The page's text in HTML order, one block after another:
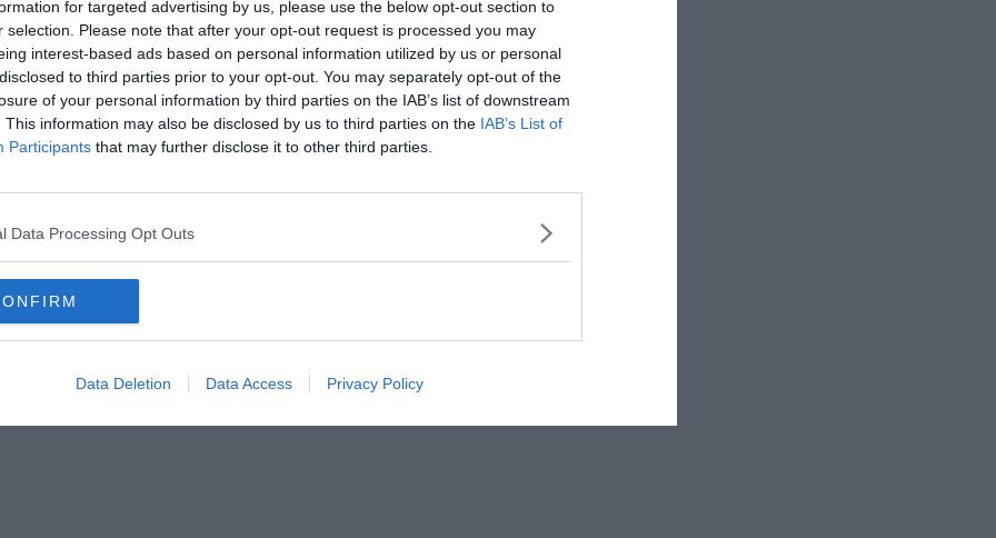
for targeted advertising by us, please use the below opt-out section to
selection. Please note that after your opt-out request is processed you may
interest-based ads based on personal information utilized by us or personal
to third parties prior to your opt-out. You may separately opt-out of the
of your personal information by third parties on the IAB’s list of downstream
This information may also be disclosed by us to third parties on the IAB’s List of
Participants that may further disclose it to other third parties.
Data Processing Opt Outs
Data Deletion Data Access Privacy Policy
solo sederti davanti alla macchina da scrivere e metterti a
pensare agli anemici, né agli emofiliaci. Che scrivesse in
sono dei gran bugiardi lo dice Clive Owen, che lo
Gellhornnel film “Hemingway & Gellhorn” diPhilip
nella mia vita” è “L’amante” di Marguerite Duras.
splatter dell’autore.